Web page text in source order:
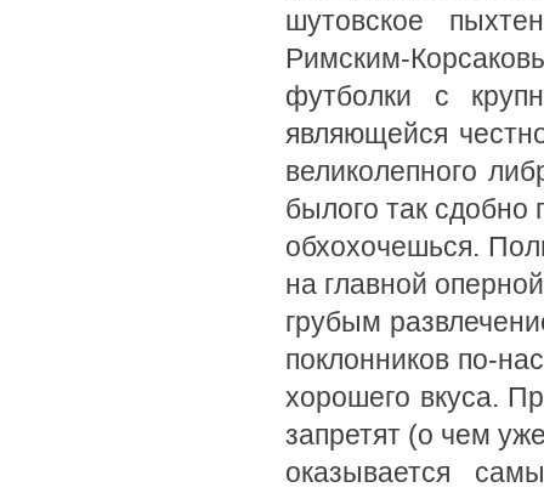
шутовское
Римским-
футболки с
являющейся
великолепного
былого так
обхохочешься.
на главной
грубым
поклонников по-
хорошего вкуса.
запретят (о чем
оказывается